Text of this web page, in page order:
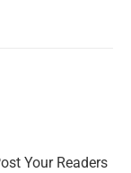
Your Readers